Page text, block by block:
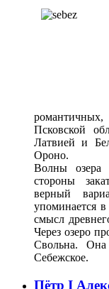
Псковской
Латвией и
Ороно.
Волны
стороны
верный
упоминается
смысл
Через озеро
Свольна.
Себежское.
Пётр I